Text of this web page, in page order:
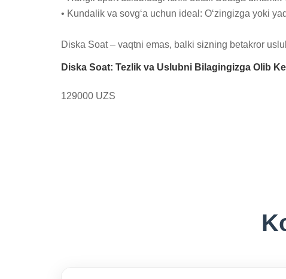
• Kundalik va sovg‘a uchun ideal: O‘zingizga yoki
Diska Soat – vaqtni emas, balki sizning betakror
Diska Soat: Tezlik va Uslubni Bilagingizga Olib
129000 UZS